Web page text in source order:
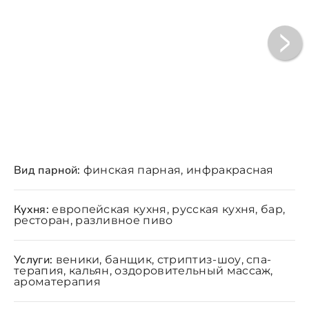
Вид парной: финская парная, инфракрасная
Кухня: европейская кухня, русская кухня, бар,
ресторан, разливное пиво
Услуги: веники, банщик, стриптиз-шоу, спа-
терапия, кальян, оздоровительный массаж,
ароматерапия